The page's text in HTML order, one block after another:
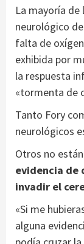
La mayoría
neurológico
falta de
exhibida por
la respuesta
«tormenta de
Tanto Fory
neurológicos
Otros no
evidencia de
invadir el
«Si me
alguna